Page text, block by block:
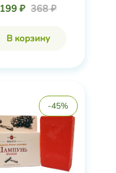
199 ₽ 368 ₽
В корзину
-45%